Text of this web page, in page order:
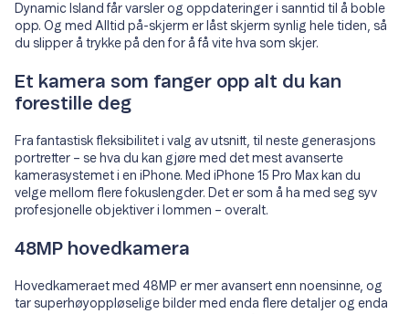
Dynamic Island får varsler og oppdateringer i sanntid til å boble
opp. Og med Alltid på-skjerm er låst skjerm synlig hele tiden, så
du slipper å trykke på den for å få vite hva som skjer.
Et kamera som fanger opp alt du kan
forestille deg
Fra fantastisk fleksibilitet i valg av utsnitt, til neste generasjons
portretter – se hva du kan gjøre med det mest avanserte
kamerasystemet i en iPhone. Med iPhone 15 Pro Max kan du
velge mellom flere fokuslengder. Det er som å ha med seg syv
profesjonelle objektiver i lommen – overalt.
48MP hovedkamera
Hovedkameraet med 48MP er mer avansert enn noensinne, og
tar superhøyoppløselige bilder med enda flere detaljer og enda